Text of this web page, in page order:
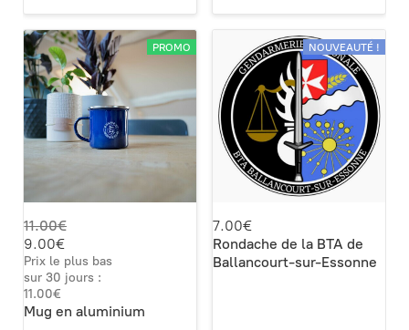
PROMO
11.00€
9.00€
Prix le plus bas
sur 30 jours :
11.00€
Mug en aluminium
NOUVEAUTÉ !
7.00€
Rondache de la BTA de
Ballancourt-sur-Essonne